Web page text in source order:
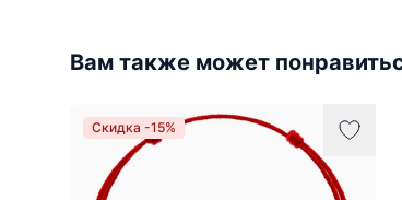
Вам также может
Скидка -15%